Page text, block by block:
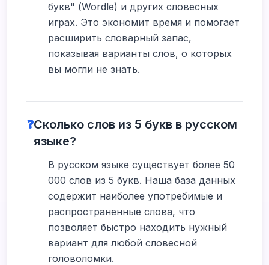
букв" (Wordle) и других словесных
играх. Это экономит время и помогает
расширить словарный запас,
показывая варианты слов, о которых
вы могли не знать.
❓Сколько слов из 5 букв в русском
языке?
В русском языке существует более 50
000 слов из 5 букв. Наша база данных
содержит наиболее употребимые и
распространенные слова, что
позволяет быстро находить нужный
вариант для любой словесной
головоломки.